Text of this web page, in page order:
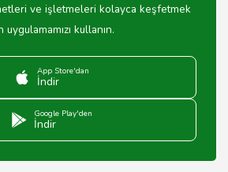
ve işletmeleri kolayca keşfetmek
uygulamamızı kullanın.
App Store'dan
İndir
Google Play'den
İndir